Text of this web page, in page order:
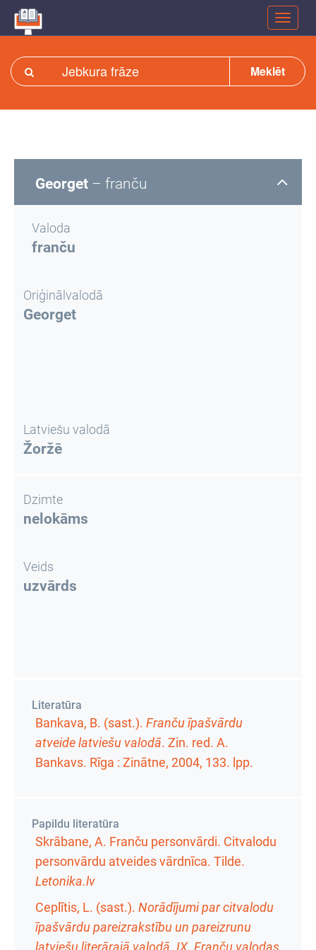
Meklēt
Georget – franču
Valoda
franču
Oriģinālvalodā
Georget
Latviešu valodā
Žoržē
Dzimte
nelokāms
Veids
uzvārds
Literatūra
Bankava, B. (sast.). Franču īpašvārdu
atveide latviešu valodā. Zin. red. A.
Bankavs. Rīga : Zinātne, 2004, 133. lpp.
Papildu literatūra
Skrābane, A. Franču personvārdi. Citvalodu
personvārdu atveides vārdnīca. Tilde.
Letonika.lv
Ceplītis, L. (sast.). Norādījumi par citvalodu
īpašvārdu pareizrakstību un pareizrunu
latviešu literārajā valodā. IX. Franču valodas